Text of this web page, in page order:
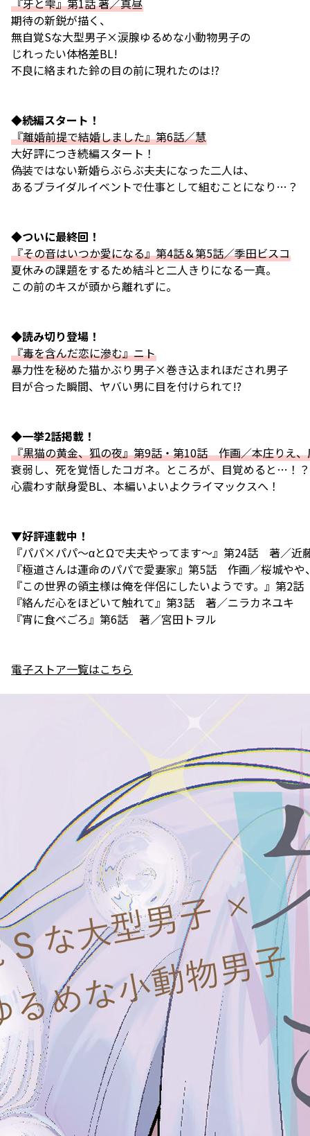
『牙と雫』第1話 著／真昼
期待の新鋭が描く、
無自覚Sな大型男子×涙腺ゆるめな小動物男子の
じれったい体格差BL!
不良に絡まれた鈴の目の前に現れたのは――!?
◆続編スタート！
『離婚前提で結婚しました』第6話／慧
大好評につき続編スタート！
偽装ではない新婚らぶらぶ夫夫になった二人は、
あるブライダルイベントで仕事として組むことになり…？
◆ついに最終回！
『その音はいつか愛になる』第4話＆第5話／季田ビスコ
夏休みの課題をするため結斗と二人きりになる一真。
この前のキスが頭から離れずに――。
◆読み切り登場！
『毒を含んだ恋に滲む』ニト
暴力性を秘めた猫かぶり男子×巻き込まれほだされ男子
目が合った瞬間、ヤバい男に目を付けられて!?
◆一挙2話掲載！
『黒猫の黄金、狐の夜』第9話・第10話 作画／本庄りえ
衰弱し、死を覚悟したコガネ。ところが、目覚めると…！？
心震わす献身愛BL、本編いよいよクライマックスへ！
▼好評連載中！
『パパ×パパ～αとΩで夫夫やってます～』第24話 著／近
『極道さんは運命のパパで愛妻家』第5話 作画／桜城やや
『この世界の領主様は俺を伴侶にしたいようです。』第2
『絡んだ心をほどいて触れて』第3話 著／ニラカネユキ
『宵に食べごろ』第6話 著／宮田トヲル
電子ストア一覧はこちら